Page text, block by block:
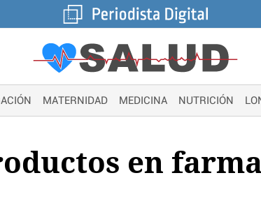
MATERNIDAD MEDICINA NUTRICIÓN
en